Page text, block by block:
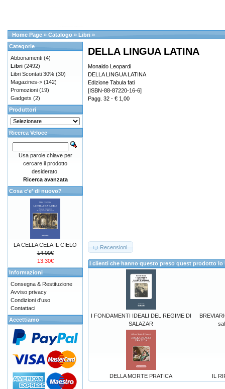
Home Page » Catalogo » Libri »
DELLA LINGUA LATINA
Monaldo Leopardi
DELLA LINGUA LATINA
Edizione Tabula fati
[ISBN-88-87220-16-6]
Pagg. 32 - € 1,00
Recensioni
I clienti che hanno questo preso quest prodotto
I FONDAMENTI IDEALI DEL REGIME DI
SALAZAR
DELLA MORTE PRATICA IL
Categorie
Abbonamenti (4)
Libri (2492)
Libri Scontati 30% (30)
Magazines-> (142)
Promozioni (19)
Gadgets (2)
Produttori
Ricerca Veloce
Usa parole chiave per
cercare il prodotto
desiderato.
Ricerca avanzata
Cosa c'e' di nuovo?
LA CELLA CELA IL CIELO
14.00€
13.30€
Informazioni
Consegna & Restituzione
Avviso privacy
Condizioni d'uso
Contattaci
Accettiamo